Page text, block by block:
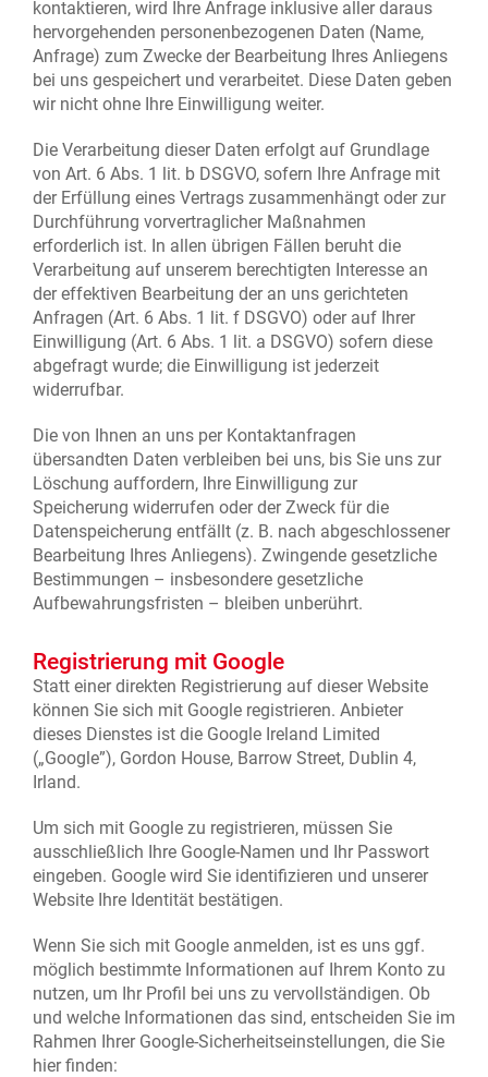
kontaktieren, wird Ihre Anfrage inklusive aller daraus
hervorgehenden personenbezogenen Daten (Name,
Anfrage) zum Zwecke der Bearbeitung Ihres Anliegens
bei uns gespeichert und verarbeitet. Diese Daten geben
wir nicht ohne Ihre Einwilligung weiter.
Die Verarbeitung dieser Daten erfolgt auf Grundlage
von Art. 6 Abs. 1 lit. b DSGVO, sofern Ihre Anfrage mit
der Erfüllung eines Vertrags zusammenhängt oder zur
Durchführung vorvertraglicher Maßnahmen
erforderlich ist. In allen übrigen Fällen beruht die
Verarbeitung auf unserem berechtigten Interesse an
der effektiven Bearbeitung der an uns gerichteten
Anfragen (Art. 6 Abs. 1 lit. f DSGVO) oder auf Ihrer
Einwilligung (Art. 6 Abs. 1 lit. a DSGVO) sofern diese
abgefragt wurde; die Einwilligung ist jederzeit
widerrufbar.
Die von Ihnen an uns per Kontaktanfragen
übersandten Daten verbleiben bei uns, bis Sie uns zur
Löschung auffordern, Ihre Einwilligung zur
Speicherung widerrufen oder der Zweck für die
Datenspeicherung entfällt (z. B. nach abgeschlossener
Bearbeitung Ihres Anliegens). Zwingende gesetzliche
Bestimmungen – insbesondere gesetzliche
Aufbewahrungsfristen – bleiben unberührt.
Registrierung mit Google
Statt einer direkten Registrierung auf dieser Website
können Sie sich mit Google registrieren. Anbieter
dieses Dienstes ist die Google Ireland Limited
(„Google”), Gordon House, Barrow Street, Dublin 4,
Irland.
Um sich mit Google zu registrieren, müssen Sie
ausschließlich Ihre Google-Namen und Ihr Passwort
eingeben. Google wird Sie identifizieren und unserer
Website Ihre Identität bestätigen.
Wenn Sie sich mit Google anmelden, ist es uns ggf.
möglich bestimmte Informationen auf Ihrem Konto zu
nutzen, um Ihr Profil bei uns zu vervollständigen. Ob
und welche Informationen das sind, entscheiden Sie im
Rahmen Ihrer Google-Sicherheitseinstellungen, die Sie
hier finden: